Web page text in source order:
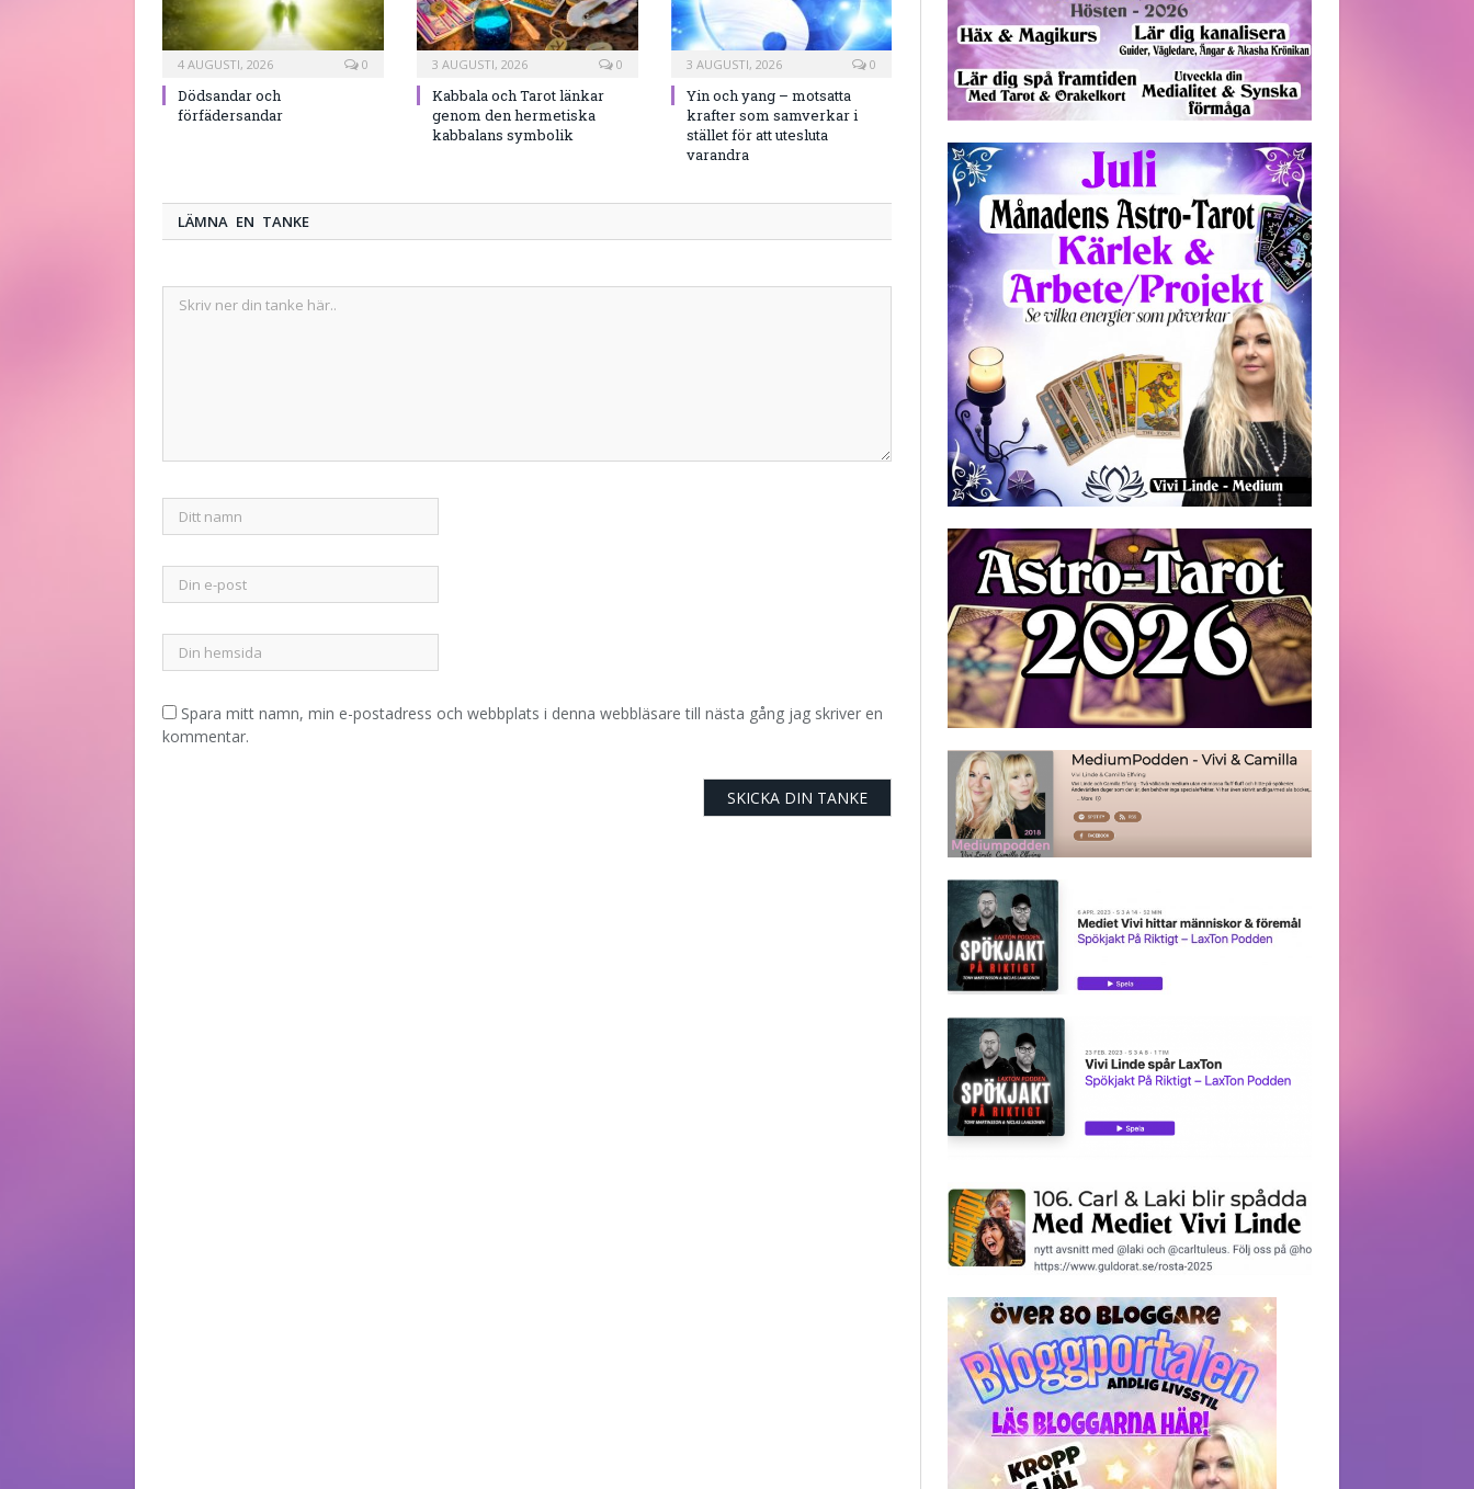
4 AUGUSTI, 2026 0
Dödsandar och
förfädersandar
3 AUGUSTI, 2026 0
Kabbala och Tarot länkar
genom den hermetiska
kabbalans symbolik
3 AUGUSTI, 2026 0
Yin och yang – motsatta
krafter som samverkar i
stället för att utesluta
varandra
LÄMNA EN TANKE
Spara mitt namn, min e-postadress och webbplats i denna webbläsare till nästa gång jag skriver en
kommentar.